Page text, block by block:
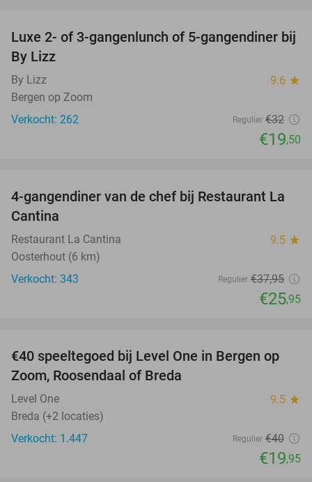
39%
Luxe 2- of 3-gangenlunch of 5-gangendiner bij
By Lizz
By Lizz 9.6 star
Bergen op Zoom
Verkocht: 262
Regulier €32
€19,50
32%
4-gangendiner van de chef bij Restaurant La
Cantina
Restaurant La Cantina 9.5 star
Oosterhout (6 km)
Verkocht: 343
Regulier €37,95
€25,95
50%
€40 speeltegoed bij Level One in Bergen op
Zoom, Roosendaal of Breda
Level One 9.5 star
Breda (+2 locaties)
Verkocht: 1.447
Regulier €40
€19,95